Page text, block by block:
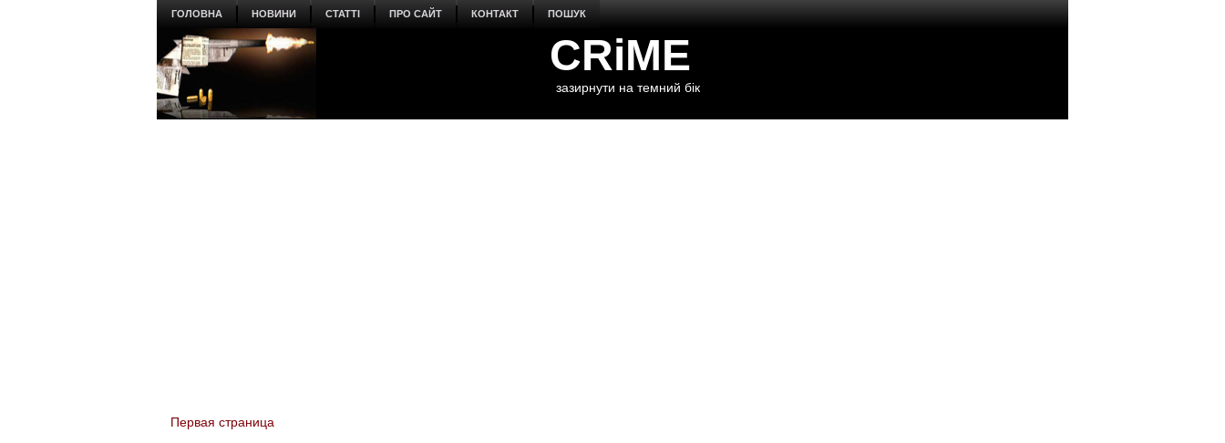
ГОЛОВНА НОВИНИ СТАТТІ ПРО САЙТ КОНТАКТ ПОШУК
CRiME
зазирнути на темний бік
You are here
Первая страница